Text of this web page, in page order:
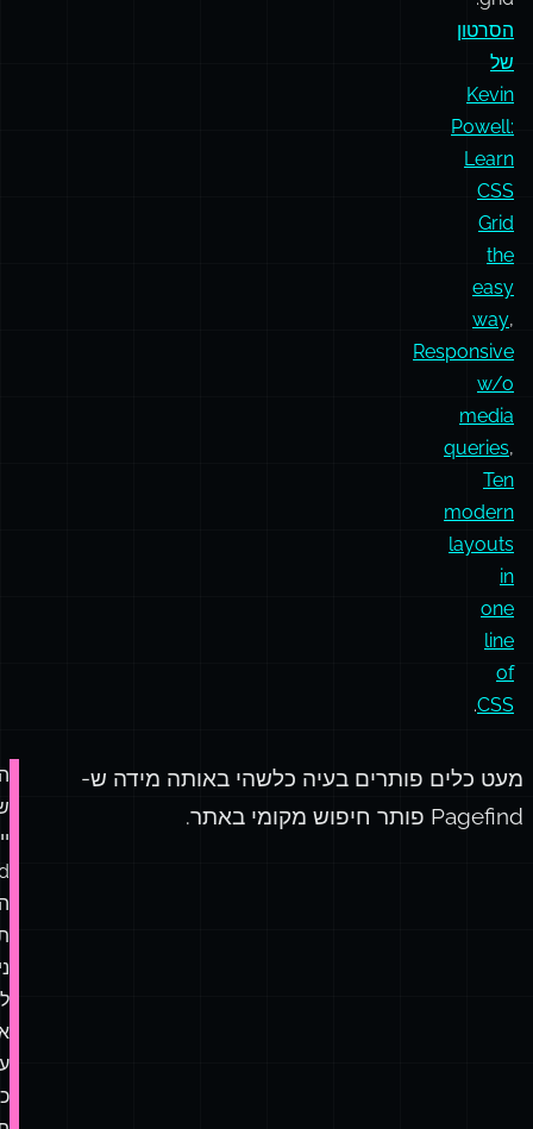
לי
לעשות
טריקים
עם
grid:
הסרטון
של
Kevin
Powell:
Learn
CSS
Grid
the
easy
way,
Responsive
w/o
media
queries,
Ten
modern
layouts
one
line